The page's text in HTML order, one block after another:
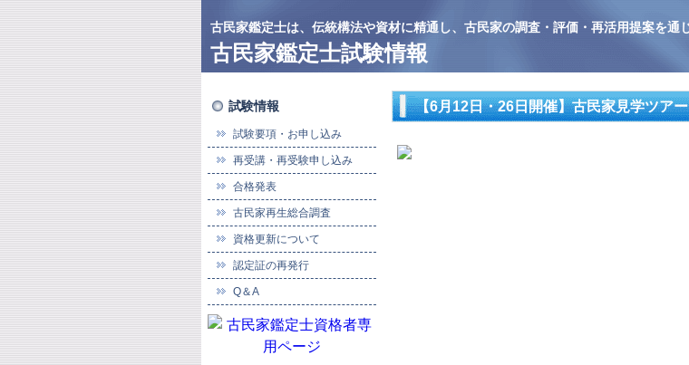
古民家鑑定士は、伝統構法や資材に精通し、古民家の調査・評価・再活用提案を通
古民家鑑定士試験情報
試験情報
試験要項・お申し込み
再受講・再受験申し込み
合格発表
古民家再生総合調査
資格更新について
認定証の再発行
Q＆A
【6月12日・26日開催】古民家見学ツア